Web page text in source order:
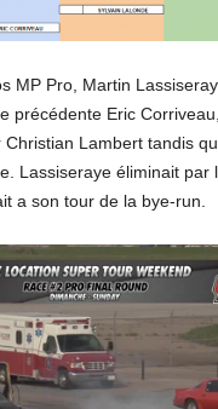
MP Pro, Martin
précédente Eric
Christian Lambert tandis
Lassiseraye éliminait par
a son tour de la bye-run.